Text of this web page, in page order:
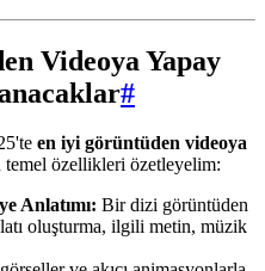
Videoya Yapay
#
en iyi görüntüden videoya
temel özellikleri özetleyelim:
Anlatımı: Bir dizi görüntüden
oluşturma, ilgili metin, müzik